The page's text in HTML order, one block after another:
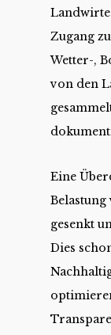
Zugang
Wetter-,
von den
Eine
Belastung
gesenkt
Dies